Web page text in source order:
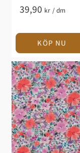
39,90 kr /dm